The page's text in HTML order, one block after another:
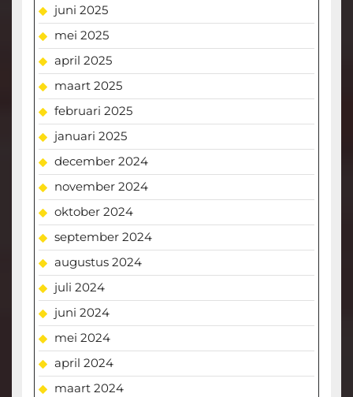
juni 2025
mei 2025
april 2025
maart 2025
februari 2025
januari 2025
december 2024
november 2024
oktober 2024
september 2024
augustus 2024
juli 2024
juni 2024
mei 2024
april 2024
maart 2024